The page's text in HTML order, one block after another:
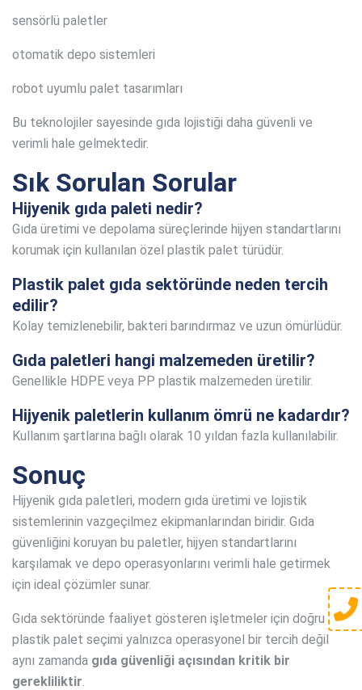
sensörlü paletler
otomatik depo sistemleri
robot uyumlu palet tasarımları
Bu teknolojiler sayesinde gıda lojistiği daha güvenli ve
verimli hale gelmektedir.
Sık Sorulan Sorular
Hijyenik gıda paleti nedir?
Gıda üretimi ve depolama süreçlerinde hijyen standartlarını
korumak için kullanılan özel plastik palet türüdür.
Plastik palet gıda sektöründe neden tercih
edilir?
Kolay temizlenebilir, bakteri barındırmaz ve uzun ömürlüdür.
Gıda paletleri hangi malzemeden üretilir?
Genellikle HDPE veya PP plastik malzemeden üretilir.
Hijyenik paletlerin kullanım ömrü ne kadardır?
Kullanım şartlarına bağlı olarak 10 yıldan fazla kullanılabilir.
Sonuç
Hijyenik gıda paletleri, modern gıda üretimi ve lojistik
sistemlerinin vazgeçilmez ekipmanlarından biridir. Gıda
güvenliğini koruyan bu paletler, hijyen standartlarını
karşılamak ve depo operasyonlarını verimli hale getirmek
için ideal çözümler sunar.
Gıda sektöründe faaliyet gösteren işletmeler için doğru
plastik palet seçimi yalnızca operasyonel bir tercih değil
aynı zamanda gıda güvenliği açısından kritik bir
gerekliliktir